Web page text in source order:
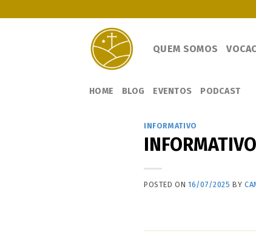
QUEM SOMOS
HOME BLOG EVENTOS PODCAST
INFORMATIVO
POSTED ON16/07/2025 BY